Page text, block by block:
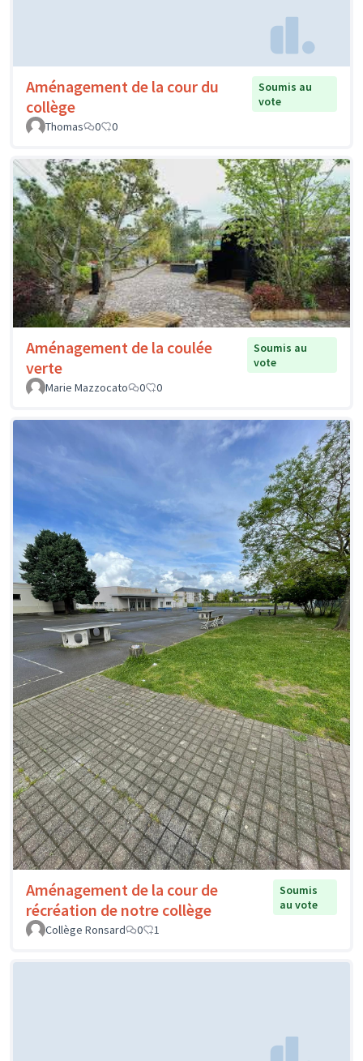
Aménagement de la cour du
collège
Soumis au
vote
Thomas
0 0
Aménagement de la coulée
verte
Soumis au
vote
Marie Mazzocato
0 0
Aménagement de la cour de
récréation de notre collège
Soumis
au vote
Collège Ronsard
0 1